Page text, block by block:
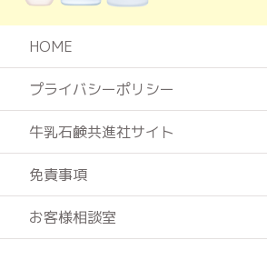
HOME
プライバシーポリシー
牛乳石鹸共進社サイト
免責事項
お客様相談室